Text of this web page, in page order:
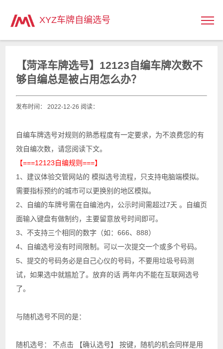
XYZ车牌自编选号
主页 >
【菏泽车牌选号】12123自编车牌次数不
够自编总是被占用怎么办？
发布时间： 2022-12-26 阅读：
自编车牌选号对规则的熟悉程度有一定要求，为不浪费您的有
效自编次数，请您阅读下文。
【===12123自编规则===】
1、建议体验交管网站的 模拟选号流程，只支持电脑端模拟。
需要指标预约的城市可以更换别的地区模拟。
2、自编的车牌号需在自编池内，公示时间需超过7天 。自编页
面输入键盘有做制约，主要留意放号时间即可。
3、不支持三个相同的数字（如：666、888）
4、自编选号没有时间限制。可以一次提交一个或多个号码。
5、提交的号码务必是自己心仪的号码，不要用垃圾号码测
试，如果选中就尴尬了。放弃的话 两年内不能在互联网选号
了。
与随机选号不同的是：
随机选号： 不点击 【确认选号】 按键，随机的机会同样是用